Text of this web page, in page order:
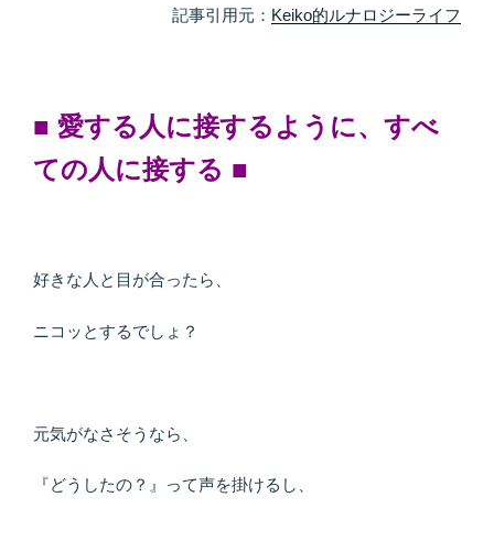
記事引用元： Keiko的ルナロジーライフ
■ 愛する人に接するように、すべ
ての人に接する ■
好きな人と目が合ったら、
ニコッとするでしょ？
元気がなさそうなら、
『どうしたの？』って声を掛けるし、